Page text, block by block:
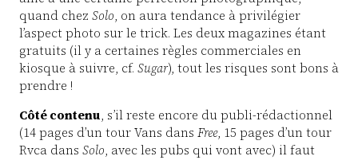
quand chez Solo, on aura tendance à privilégier
l’aspect photo sur le trick. Les deux magazines étant
gratuits (il y a certaines règles commerciales en
kiosque à suivre, cf. Sugar), tout les risques sont bons à
prendre !
Côté contenu, s’il reste encore du publi-rédactionnel
(14 pages d’un tour Vans dans Free, 15 pages d’un tour
Rvca dans Solo, avec les pubs qui vont avec) il faut